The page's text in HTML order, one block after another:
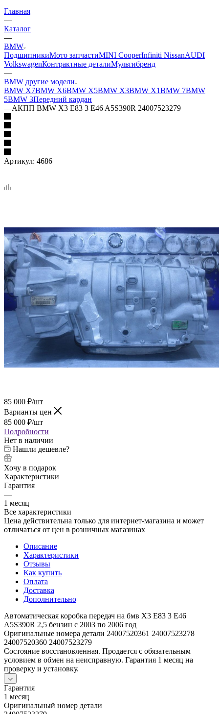
Главная
—
Каталог
—
BMW
ПодшипникиМото запчастиMINI CooperInfiniti NissanAUDI
VolkswagenКонтрактные деталиМультибренд
—
BMW другие модели
BMW X7BMW X6BMW X5BMW X3BMW X1BMW 7BMW
5BMW 3Передний кардан
—АКПП BMW X3 E83 3 E46 A5S390R 24007523279
Артикул: 4686
85 000 ₽/шт
Варианты цен
85 000 ₽/шт
Подробности
Нет в наличии
Нашли дешевле?
Хочу в подарок
Характеристики
Гарантия
—
1 месяц
Все характеристики
Цена действительна только для интернет-магазина и может
отличаться от цен в розничных магазинах
Описание
Характеристики
Отзывы
Как купить
Оплата
Доставка
Дополнительно
Автоматическая коробка передач на бмв Х3 Е83 3 Е46
A5S390R 2,5 бензин с 2003 по 2006 год
Оригинальные номера детали 24007520361 24007523278
24007520360 24007523279
Состояние восстановленная. Продается с обязательным
условием в обмен на неисправную. Гарантия 1 месяц на
проверку и установку.
Гарантия
1 месяц
Оригинальный номер детали